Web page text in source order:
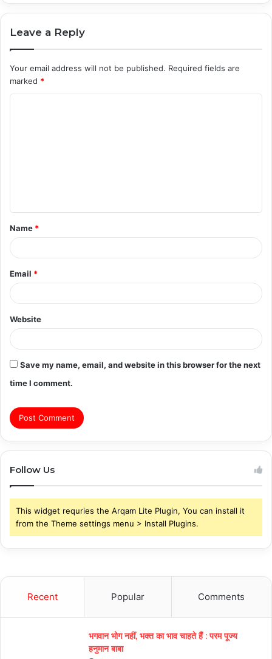
Leave a Reply
Your email address will not be published. Required fields are
marked *
t
*
Name *
Email *
Website
Save my name, email, and website in this browser for the next
time I comment.
Follow Us
This widget requries the Arqam Lite Plugin, You can install it
from the Theme settings menu > Install Plugins.
Recent Popular Comments
भगवान भोग नहीं, भक्त का भाव चाहते हैं : परम पूज्य
हनुमान बाबा